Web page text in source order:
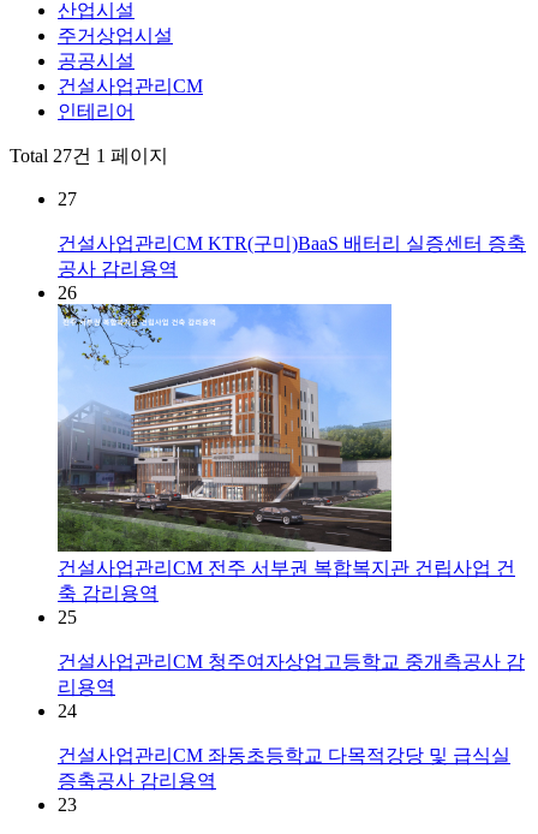
산업시설
주거상업시설
공공시설
건설사업관리CM
인테리어
Total 27건 1 페이지
27
건설사업관리CM KTR(구미)BaaS 배터리 실증센터 증축
공사 감리용역
26
건설사업관리CM 전주 서부권 복합복지관 건립사업 건
축 감리용역
25
건설사업관리CM 청주여자상업고등학교 중개측공사 감
리용역
24
건설사업관리CM 좌동초등학교 다목적강당 및 급식실
증축공사 감리용역
23